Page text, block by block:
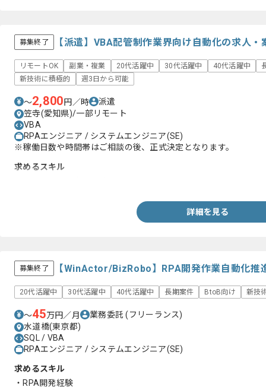
募集終了 【派遣】VBA配管制作業界向け自動化の求人・
リモートOK 副業・複業 20代活躍中 30代活躍中 40代活躍中
新技術に積極的
週3日から可能
〜2,800円／時
派遣
笠寺(愛知県)/一部リモート
VBA
RPAエンジニア / システムエンジニア(SE)
※稼働日数や時間帯はご相談の後、正式決定となります。
求めるスキル
詳細を見る
募集終了 【WinActor/BizRobo】RPA開発作業自動化推
20代活躍中 30代活躍中 40代活躍中 長期案件 BtoB向け 新技
〜45万円／月 業務委託(フリーランス)
水道橋(東京都)
SQL / VBA
RPAエンジニア / システムエンジニア(SE)
求めるスキル
・RPA開発経験